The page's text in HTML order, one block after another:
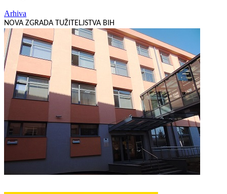
Arhiva
NOVA ZGRADA TUŽITELJSTVA BIH